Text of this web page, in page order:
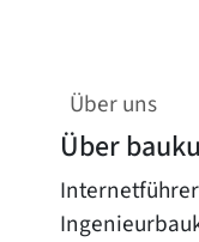
Über uns
Über